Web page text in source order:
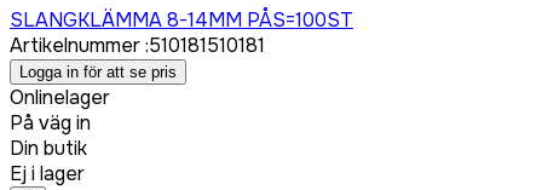
SLANGKLÄMMA 8-14MM PÅS=100ST
Artikelnummer:510181510181
Logga in för att se pris
Onlinelager
På väg in
Din butik
Ej i lager